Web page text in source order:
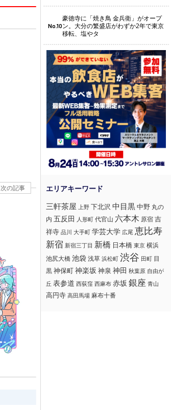
次の記事
No.10
豪徳寺に「焼き鳥 金兵衛」がオープ
ン。大分の繁盛店がわずか2年で東京
移転、塩やタ
三軒茶屋 上野 下北沢 中目黒中野 丸の
内 五反田 人形町 代官山 六本木 原宿 吉
祥寺 品川 大手町 学芸大学 広尾 恵比寿
新宿 新宿三丁目 新橋 日本橋 東京 横浜
池尻大橋 池袋浅草 浜松町 渋谷 田町 目
黒神保町神楽坂 神泉 神田 秋葉原 自由が
丘 表参道 西荻窪 西麻布 赤坂 銀座 青山
高円寺 高田馬場 麻布十番